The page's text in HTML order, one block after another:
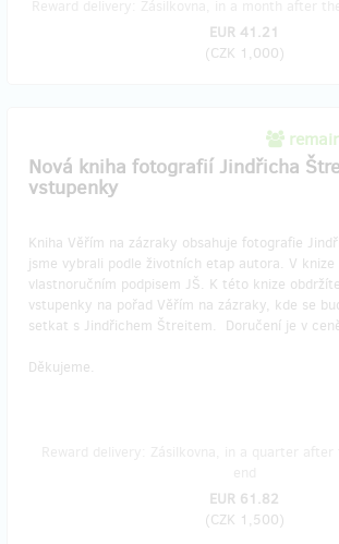
EUR 41.21
(CZK 1,000)
Nová kniha fotografií Jindřicha
vstupenky
Kniha Věřím na zázraky obsahuje fotografie
jsme vybrali podle životních etap autora. V knize
vlastnoručním podpisem JŠ. K této knize
vstupenky na pořad Věřím na zázraky, kde se
setkat s Jindřichem Štreitem. Doručení je v
Děkujeme.
EUR 61.82
(CZK 1,500)